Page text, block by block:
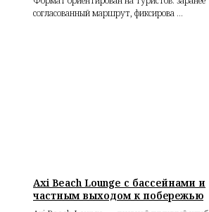
согласованный маршрут, фиксирова ...
Axi Beach Lounge с бассейнами и
частным выходом к побережью